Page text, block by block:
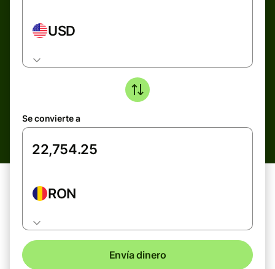
USD
Se convierte a
RON
Envía dinero